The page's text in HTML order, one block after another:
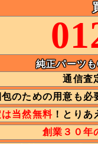
純正パーツ
通信査
包のための用意も必
当然無料 ！とり
創業３０年